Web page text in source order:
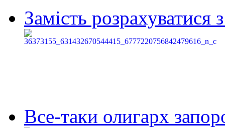
Замість
Все-таки олигарх